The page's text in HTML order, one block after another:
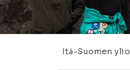
Itä-Suomen